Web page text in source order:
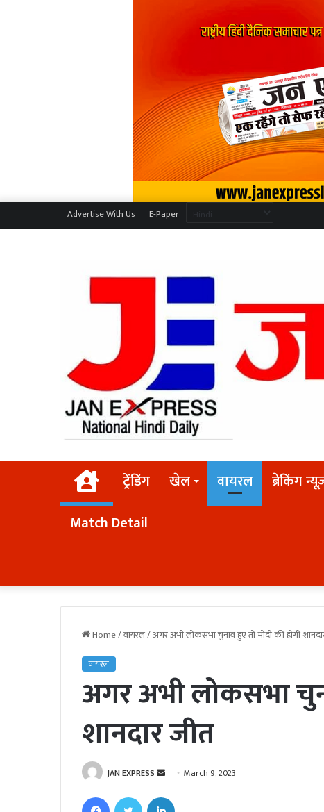
Advertise With Us E-Paper
Homeट्रेंडिंग खेल वायरल ब्रेकिंग
Match Detail
Home/वायरल/अगर अभी लोकसभा चुनाव हुए तो मोदी की होगी
वायरल
अगर अभी लोकसभा
शानदार जीत
JAN EXPRESS March 9, 2023